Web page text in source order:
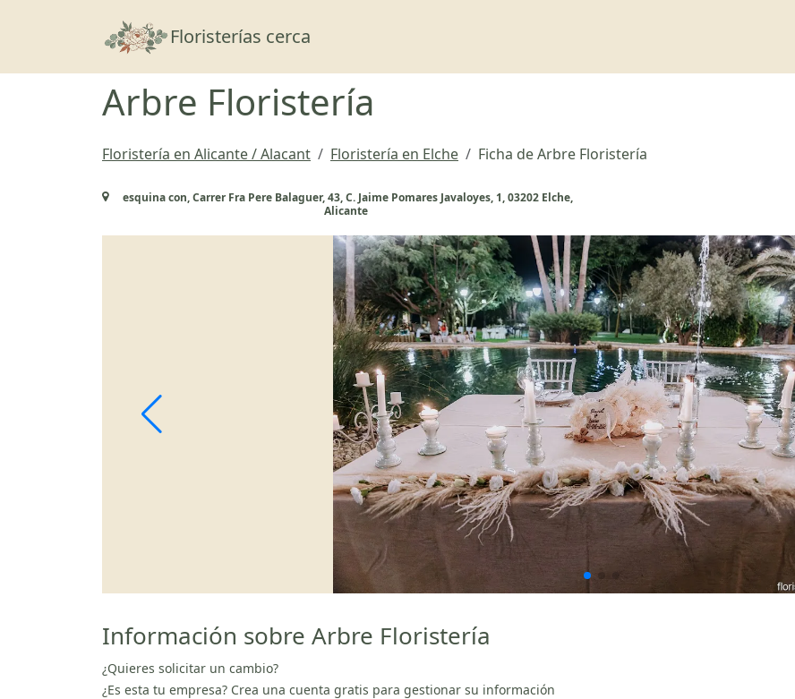
Floristerías cerca
Arbre Floristería
Floristería en Alicante / Alacant Floristería en Elche Ficha de Arbre Floristería
esquina con, Carrer Fra Pere Balaguer, 43, C. Jaime Pomares Javaloyes, 1, 03202 Elche,
Alicante
Información sobre Arbre Floristería
¿Quieres solicitar un cambio?
¿Es esta tu empresa? Crea una cuenta gratis para gestionar su información